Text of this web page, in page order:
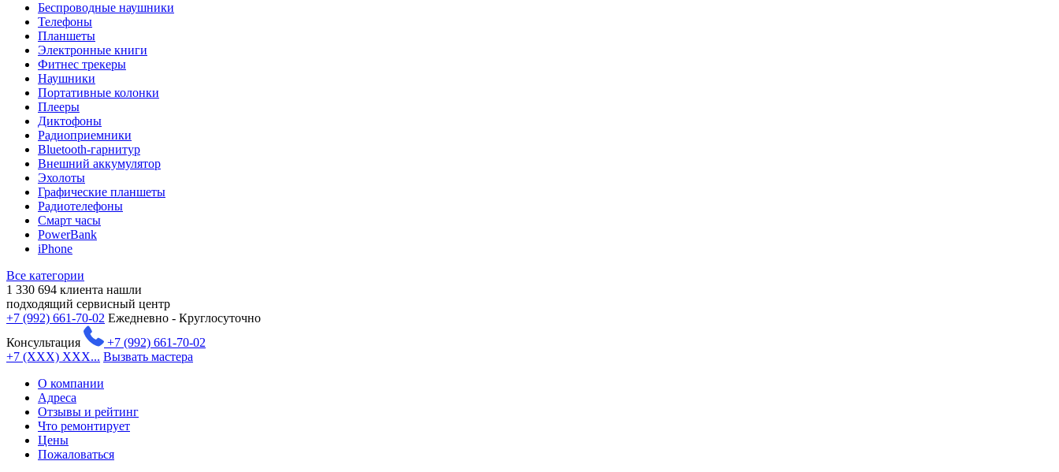
Беспроводные наушники
Телефоны
Планшеты
Электронные книги
Фитнес трекеры
Наушники
Портативные колонки
Плееры
Диктофоны
Радиоприемники
Bluetooth-гарнитур
Внешний аккумулятор
Эхолоты
Графические планшеты
Радиотелефоны
Смарт часы
PowerBank
iPhone
Все категории
1 330 694 клиента нашли
подходящий сервисный центр
+7 (992) 661-70-02 Ежедневно - Круглосуточно
Консультация
+7 (992) 661-70-02
+7 (XXX) XXX... Вызвать мастера
О компании
Адреса
Отзывы и рейтинг
Что ремонтирует
Цены
Пожаловаться